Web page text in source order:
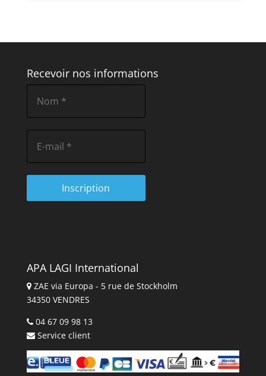
Recevoir nos informations
APA LAGI International
ZAE via Europa - 5 rue de Stockholm
34350 VENDRES
04 67 09 98 13
Service client